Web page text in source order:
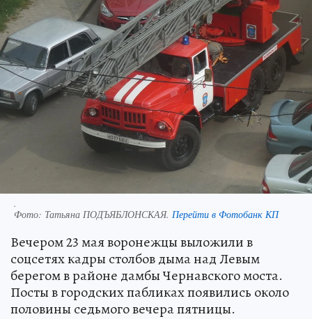
.
Фото: Татьяна ПОДЪЯБЛОНСКАЯ. Перейти в Фотобанк КП
Вечером 23 мая воронежцы выложили в
соцсетях кадры столбов дыма над Левым
берегом в районе дамбы Чернавского моста.
Посты в городских пабликах появились около
половины седьмого вечера пятницы.